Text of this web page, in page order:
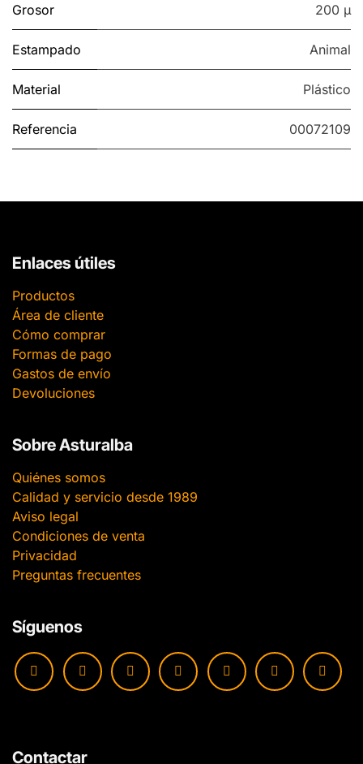
Grosor 200 µ
Estampado Animal
Material Plástico
Referencia 00072109
Enlaces útiles
Productos
Área de cliente
Cómo comprar
Formas de pago
Gastos de envío
Devoluciones
Sobre Asturalba
Quiénes somos
Calidad y servicio desde 1989
Aviso legal
Condiciones de venta
Privacidad
Preguntas frecuentes
Síguenos
Contactar